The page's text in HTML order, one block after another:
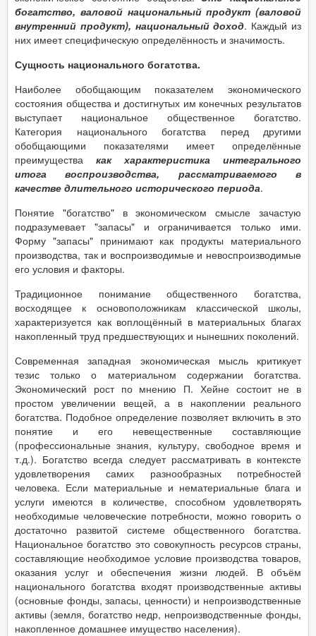
богатство, валовой национальный продукт (валовой
внутренний продукт), национальный доход. Каждый из
них имеет специфическую определённость и значимость.
Сущность национального богатства.
Наиболее обобщающим показателем экономического
состояния общества и достигнутых им конечных результатов
выступает национальное общественное богатство.
Категория национального богатства перед другими
обобщающими показателями имеет определённые
преимущества как характеристика интегрального
итога воспроизводства, рассматриваемого в
качестве длительного исторического периода.
Понятие "богатство" в экономическом смысле зачастую
подразумевает "запасы" и ограничивается только ими.
Форму "запасы" принимают как продукты материального
производства, так и воспроизводимые и невоспроизводимые
его условия и факторы.
Традиционное понимание общественного богатства,
восходящее к основоположникам классической школы,
характеризуется как воплощённый в материальных благах
накопленный труд предшествующих и нынешних поколений.
Современная западная экономическая мысль критикует
тезис только о материальном содержании богатства.
Экономический рост по мнению П. Хейне состоит не в
простом увеличении вещей, а в накоплении реального
богатства. Подобное определение позволяет включить в это
понятие и его невещественные составляющие
(профессиональные знания, культуру, свободное время и
т.д.). Богатство всегда следует рассматривать в контексте
удовлетворения самих разнообразных потребностей
человека. Если материальные и нематериальные блага и
услуги имеются в количестве, способном удовлетворять
необходимые человеческие потребности, можно говорить о
достаточно развитой системе общественного богатства.
Национальное богатство это совокупность ресурсов страны,
составляющие необходимое условие производства товаров,
оказания услуг и обеспечения жизни людей. В объём
национального богатства входят производственные активы
(основные фонды, запасы, ценности) и непроизводственные
активы (земля, богатство недр, непроизводственные фонды,
накопленное домашнее имущество населения).